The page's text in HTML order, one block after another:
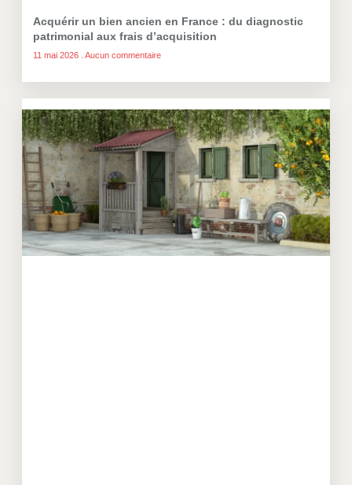
Acquérir un bien ancien en France : du diagnostic
patrimonial aux frais d’acquisition
11 mai 2026 Aucun commentaire